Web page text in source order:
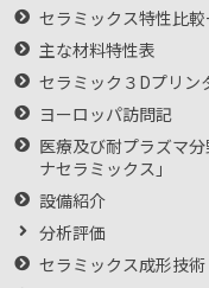
セラミックス特性比
主な材料特性表
セラミック３Dプリン
ヨーロッパ訪問記
医療及び耐プラズマ
ナセラミックス」
設備紹介
分析評価
セラミックス成形技術